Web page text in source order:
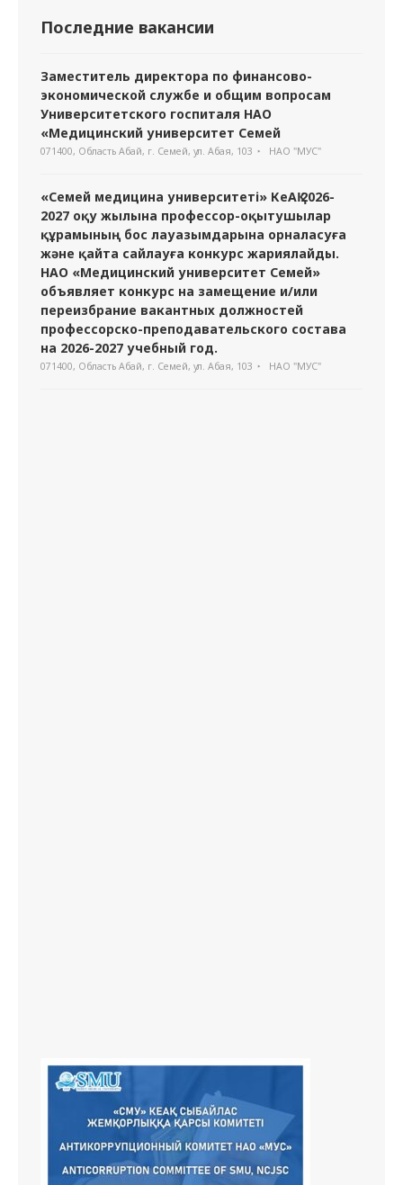
Последние вакансии
Заместитель директора по финансово-
экономической службе и общим вопросам
Университетского госпиталя НАО
«Медицинский университет Семей
071400, Область Абай, г. Семей, ул. Абая, 103 НАО "МУС"
«Семей медицина университеті» КеАҚ 2026-
2027 оқу жылына профессор-оқытушылар
құрамының бос лауазымдарына орналасуға
және қайта сайлауға конкурс жариялайды.
НАО «Медицинский университет Семей»
объявляет конкурс на замещение и/или
переизбрание вакантных должностей
профессорско-преподавательского состава
на 2026-2027 учебный год.
071400, Область Абай, г. Семей, ул. Абая, 103 НАО "МУС"